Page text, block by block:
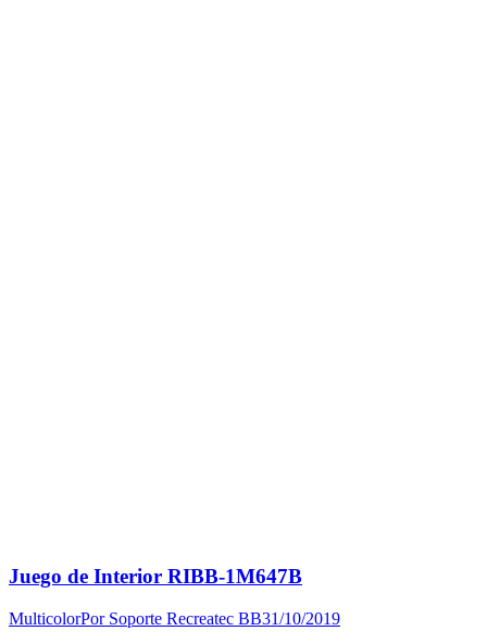
Juego de Interior RIBB-1M647B
MulticolorPor Soporte Recreatec BB31/10/2019